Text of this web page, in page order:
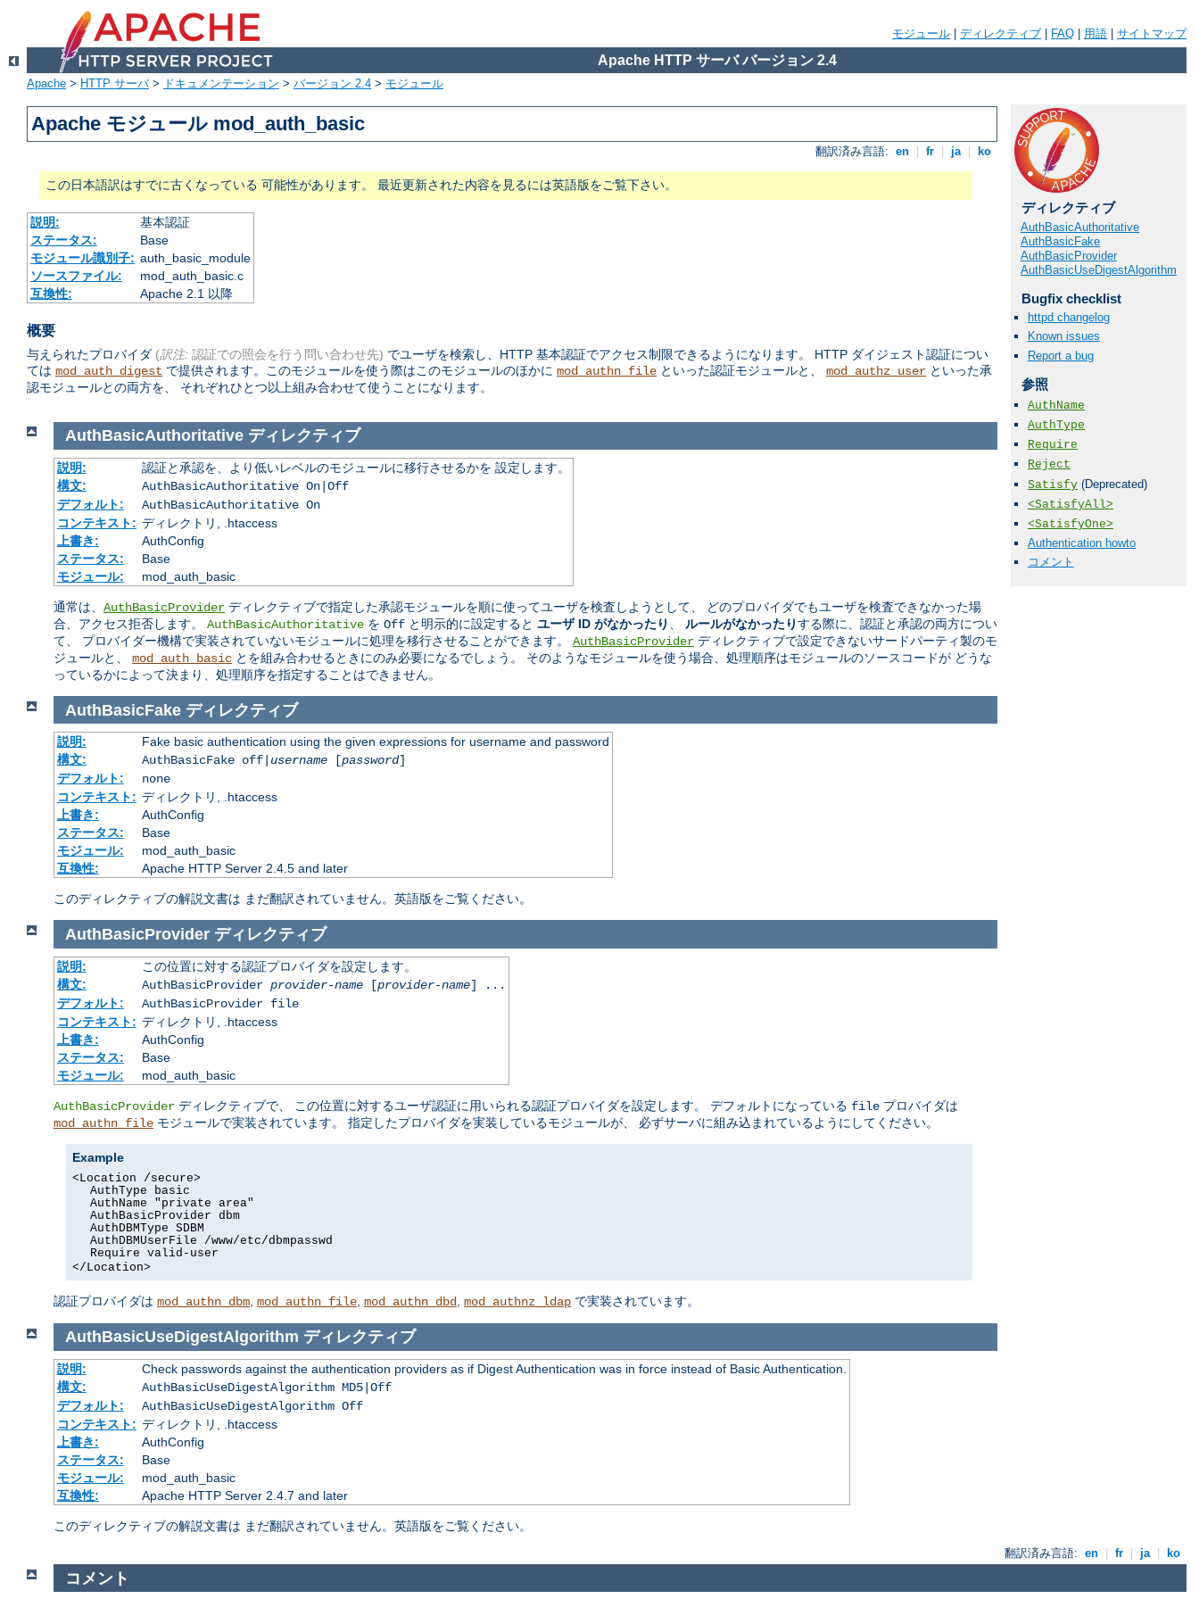
モジュール ディレクティブ FAQ 用語 サイトマップ
Apache HTTP サーバ バージョン 2.4
Apache > HTTP サーバ> ドキュメンテーション > バージョン 2.4 > モジュール
Apache モジュール mod_auth_basic
翻訳済み言語: en fr ja ko
この日本語訳はすでに古くなっている 可能性があります。 最近更新された内容を見るには英語版をご覧下さい。
説明:
基本認証
ステータス:
Base
モジュール識別子: auth_basic_module
ソースファイル:
mod_auth_basic.c
互換性:
Apache 2.1 以降
概要
与えられたプロバイダ (訳注: 認証での照会を行う問い合わせ先) でユーザを検索し、HTTP 基本認証でアクセス制限できるようになります。 HTTP ダイジェスト認証につい
ては mod_auth_digest で提供されます。このモジュールを使う際はこのモジュールのほかに mod_authn_file といった認証モジュールと、 mod_authz_user といった承
認モジュールとの両方を、 それぞれひとつ以上組み合わせて使うことになります。
ディレクティブ
AuthBasicAuthoritative
AuthBasicFake
AuthBasicProvider
AuthBasicUseDigestAlgorithm
Bugfix checklist
httpd changelog
Known issues
Report a bug
参照
AuthName
AuthType
Require
Reject
Satisfy (Deprecated)
<SatisfyAll>
<SatisfyOne>
Authentication howto
コメント
AuthBasicAuthoritative ディレクティブ
説明:
認証と承認を、より低いレベルのモジュールに移行させるかを 設定します。
構文:
AuthBasicAuthoritative On|Off
デフォルト:
AuthBasicAuthoritative On
コンテキスト: ディレクトリ, .htaccess
上書き:
AuthConfig
ステータス:
Base
モジュール:
mod_auth_basic
通常は、 AuthBasicProvider ディレクティブで指定した承認モジュールを順に使ってユーザを検査しようとして、 どのプロバイダでもユーザを検査できなかった場
合、アクセス拒否します。 AuthBasicAuthoritative を Off と明示的に設定すると ユーザ ID がなかったり ルールがなかったりする際に、認証と承認の両方につい
て、 プロバイダー機構で実装されていないモジュールに処理を移行させることができます。 AuthBasicProvider ディレクティブで設定できないサードパーティ製のモ
ジュールと、 mod_auth_basic とを組み合わせるときにのみ必要になるでしょう。 そのようなモジュールを使う場合、処理順序はモジュールのソースコードが どうな
っているかによって決まり、処理順序を指定することはできません。
AuthBasicFake ディレクティブ
説明:
Fake basic authentication using the given expressions for username and password
構文:
AuthBasicFake off| username[password]
デフォルト:
none
コンテキスト: ディレクトリ, .htaccess
上書き:
AuthConfig
ステータス:
Base
モジュール:
mod_auth_basic
互換性:
Apache HTTP Server 2.4.5 and later
このディレクティブの解説文書は まだ翻訳されていません。英語版をご覧ください。
AuthBasicProvider ディレクティブ
説明:
この位置に対する認証プロバイダを設定します。
構文:
AuthBasicProvider provider-name[provider-name] ...
デフォルト:
AuthBasicProvider file
コンテキスト: ディレクトリ, .htaccess
上書き:
AuthConfig
ステータス:
Base
モジュール:
mod_auth_basic
AuthBasicProvider ディレクティブで、 この位置に対するユーザ認証に用いられる認証プロバイダを設定します。 デフォルトになっている file プロバイダは
mod_authn_file モジュールで実装されています。 指定したプロバイダを実装しているモジュールが、 必ずサーバに組み込まれているようにしてください。
Example
<Location /secure>
AuthType basic
AuthName "private area"
AuthBasicProvider dbm
AuthDBMType SDBM
AuthDBMUserFile /www/etc/dbmpasswd
Require valid-user
</Location>
認証プロバイダは mod_authn_dbm mod_authn_file mod_authn_dbd mod_authnz_ldap で実装されています。
AuthBasicUseDigestAlgorithm ディレクティブ
説明:
Check passwords against the authentication providers as if Digest Authentication was in force instead of Basic Authentication.
構文:
AuthBasicUseDigestAlgorithm MD5|Off
デフォルト:
AuthBasicUseDigestAlgorithm Off
コンテキスト: ディレクトリ, .htaccess
上書き:
AuthConfig
ステータス:
Base
モジュール:
mod_auth_basic
互換性:
Apache HTTP Server 2.4.7 and later
このディレクティブの解説文書は まだ翻訳されていません。英語版をご覧ください。
翻訳済み言語: en fr ja ko
コメント